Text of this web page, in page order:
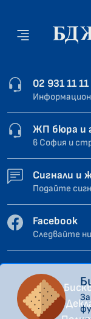
02 931 11 11
ЖП бюра и
в София и
Сигнали и
Подайте
Facebook
Следвайте